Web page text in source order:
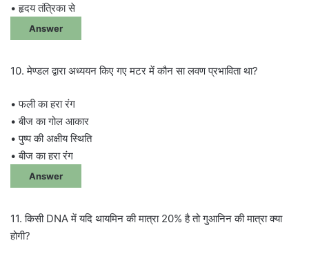
• हृदय तंत्रिका से
Answer
10. मेण्डल द्वारा अध्ययन किए गए मटर में कौन सा लवण प्रभाविता था?
• फली का हरा रंग
• बीज का गोल आकार
• पुष्प की अक्षीय स्थिति
• बीज का हरा रंग
Answer
11. किसी DNA में यदि थायमिन की मात्रा 20% है तो गुआनिन की मात्रा क्या
होगी?